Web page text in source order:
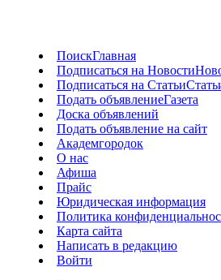
ПоискГлавная
Подписаться на Новости
Подписаться на Статьи
Подать объявлениеГазета
Доска объявлений
Подать объявление на сайт
Академгородок
О нас
Афиша
Прайс
Юридическая информация
Политика
Карта сайта
Написать в редакцию
Войти